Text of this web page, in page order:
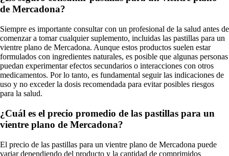
de Mercadona?
Siempre es importante consultar con un profesional de la salud antes de
comenzar a tomar cualquier suplemento, incluidas las pastillas para un
vientre plano de Mercadona. Aunque estos productos suelen estar
formulados con ingredientes naturales, es posible que algunas personas
puedan experimentar efectos secundarios o interacciones con otros
medicamentos. Por lo tanto, es fundamental seguir las indicaciones de
uso y no exceder la dosis recomendada para evitar posibles riesgos
para la salud.
¿Cuál es el precio promedio de las pastillas para un
vientre plano de Mercadona?
El precio de las pastillas para un vientre plano de Mercadona puede
variar dependiendo del producto y la cantidad de comprimidos